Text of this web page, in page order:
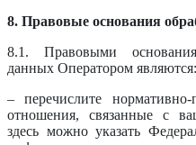
8. Правовые основания
8.1. Правовыми
данных Оператором являются:
– перечислите
отношения, связанные с
здесь можно указать